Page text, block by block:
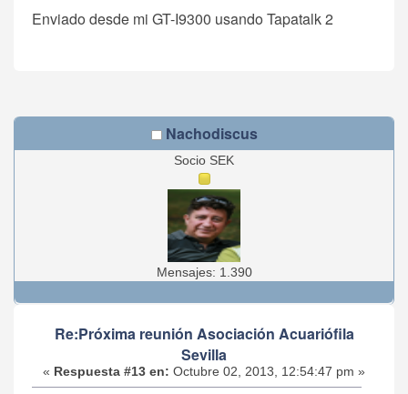
Enviado desde mi GT-I9300 usando Tapatalk 2
Nachodiscus
Socio SEK
Mensajes: 1.390
Re:Próxima reunión Asociación Acuariófila
Sevilla
« Respuesta #13 en: Octubre 02, 2013, 12:54:47 pm »